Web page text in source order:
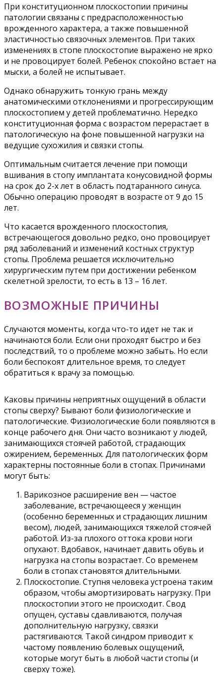
При конституционном плоскостопии причины
патологии связаны с предрасположенностью
врожденного характера, а также повышенной
эластичностью связочных элементов. При таких
изменениях в стопе плоскостопие выражено не ярко
и не провоцирует болей. Ребенок спокойно встает на
мыски, а болей не испытывает.
Однако обнаружить тонкую грань между
анатомическими отклонениями и прогрессирующим
плоскостопием у детей проблематично. Нередко
конституционная форма с возрастом перерастает в
патологическую на фоне повышенной нагрузки на
ведущие сухожилия и связки стопы.
Оптимальным считается лечение при помощи
вшивания в стопу имплантата конусовидной формы
на срок до 2-х лет в область подтаранного синуса.
Обычно операцию проводят в возрасте от 9 до 15
лет.
Что касается врожденного плоскостопия,
встречающегося довольно редко, оно провоцирует
ряд заболеваний и изменений костных структур
стопы. Проблема решается исключительно
хирургическим путем при достижении ребенком
скелетной зрелости, то есть в 13 – 16 лет.
ВОЗМОЖНЫЕ ПРИЧИНЫ
Случаются моменты, когда что-то идет не так и
начинаются боли. Если они проходят быстро и без
последствий, то о проблеме можно забыть. Но если
боли беспокоят длительное время, то следует
обратиться к врачу за помощью.
Каковы причины неприятных ощущений в области
стопы сверху? Бывают боли физиологические и
патологические. Физиологические боли появляются в
конце рабочего дня. Они часто возникают у людей,
занимающихся стоячей работой, страдающих
ожирением, беременных. Для патологических форм
характерны постоянные боли в стопах. Причинами
могут быть:
Варикозное расширение вен — частое
заболевание, встречающееся у женщин
(особенно беременных и страдающих лишним
весом), людей, занимающихся тяжелой стоячей
работой. Из-за плохого оттока крови ноги
опухают. Вдобавок, начинает давить обувь и
нагрузка на стопы возрастает. Со временем
боли в стопах становятся длительными.
Плоскостопие. Ступня человека устроена таким
образом, чтобы амортизировать нагрузку. При
плоскостопии этого не происходит. Свод
опущен, суставы сдавливаются, получая
дополнительную нагрузку, связки
растягиваются. Такой синдром приводит к
частому появлению болевых ощущений,
которые могут быть в любой части стопы (и
сверху тоже).